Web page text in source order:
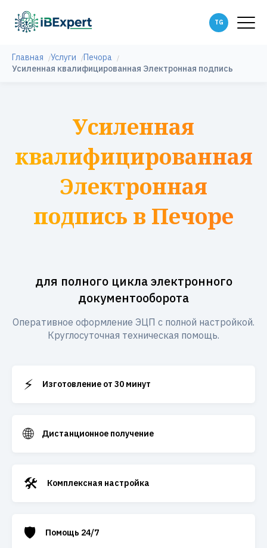
Главная Услуги
Печора
Усиленная квалифицированная Электронная подпись
Усиленная
квалифицированная
Электронная
подпись в Печоре
для полного цикла электронного
документооборота
Оперативное оформление ЭЦП с полной настройкой.
Круглосуточная техническая помощь.
⚡ Изготовление от 30 минут
🌐 Дистанционное получение
🛠️ Комплексная настройка
🛡️ Помощь 24/7